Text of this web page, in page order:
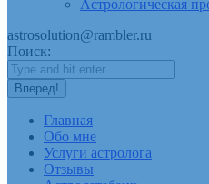
Астрологическая
astrosolution@rambler.ru
Поиск:
Главная
Обо мне
Услуги астролога
Отзывы